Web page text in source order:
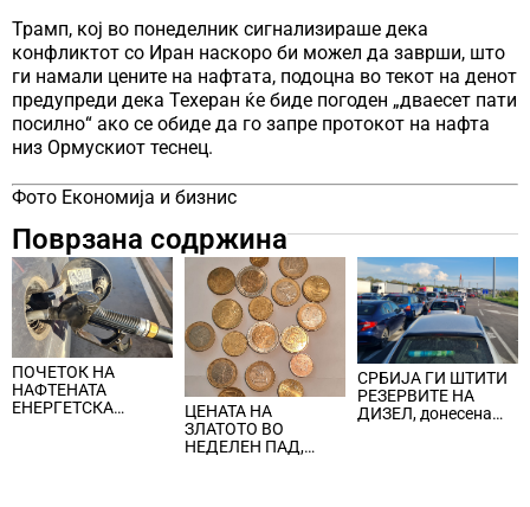
Трамп, кој во понеделник сигнализираше дека
конфликтот со Иран наскоро би можел да заврши, што
ги намали цените на нафтата, подоцна во текот на денот
предупреди дека Техеран ќе биде погоден „дваесет пати
посилно“ ако се обиде да го запре протокот на нафта
низ Ормускиот теснец.
Фото Економија и бизнис
Поврзана содржина
ПОЧЕТОК НА
НАФТЕНАТА
ЕНЕРГЕТСКА
ЦЕНАТА НА
ЗЛАТОТО ВО
НЕДЕЛЕН ПАД,
СРБИЈА ГИ ШТИТИ
РЕЗЕРВИТЕ НА
ДИЗЕЛ, донесена